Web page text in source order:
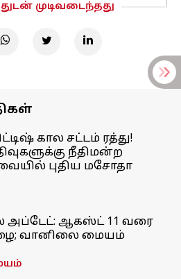
முடிவடைந்தது
கால சட்டம் ரத்து!
நீதிமன்ற
புதிய மசோதா
அப்டேட்: ஆகஸ்ட் 11 வரை
வானிலை மையம்